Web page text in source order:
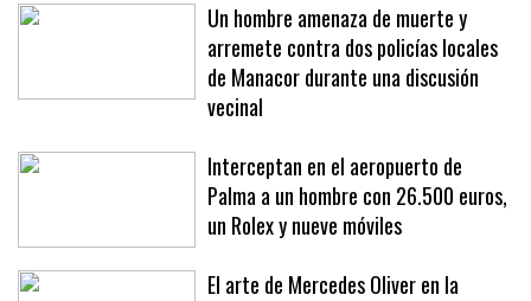
Un hombre amenaza de muerte y
arremete contra dos policías locales
de Manacor durante una discusión
vecinal
Interceptan en el aeropuerto de
Palma a un hombre con 26.500 euros,
un Rolex y nueve móviles
El arte de Mercedes Oliver en la